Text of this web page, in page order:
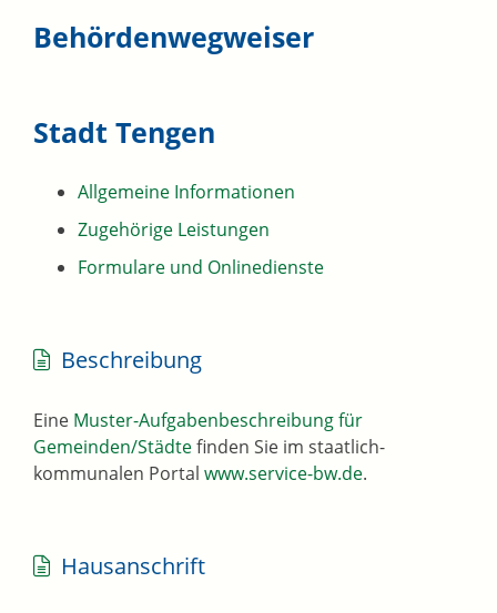
Behördenwegweiser
Stadt Tengen
Allgemeine Informationen
Zugehörige Leistungen
Formulare und Onlinedienste
Beschreibung
Eine Muster-Aufgabenbeschreibung für
Gemeinden/Städtefinden Sie im staatlich-
kommunalen Portal www.service-bw.de.
Hausanschrift